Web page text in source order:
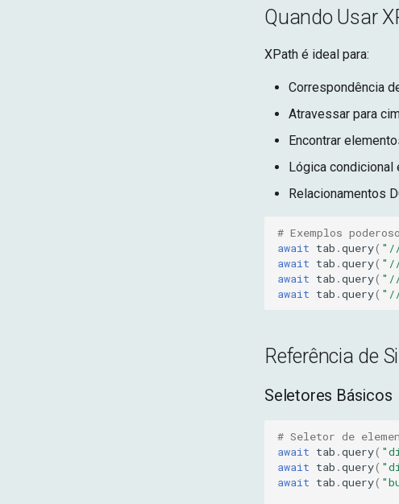
Quando Usar
XPath é ideal para:
Correspondência
Atravessar para
Encontrar
Lógica condicional
Relacionamentos
# Exemplos
await tab .query(
await tab .query( "//
await tab .query(
await tab .query( "//
Referência de
Seletores Básicos
# Seletor de
await tab .query(
await tab .query(
await tab .query(